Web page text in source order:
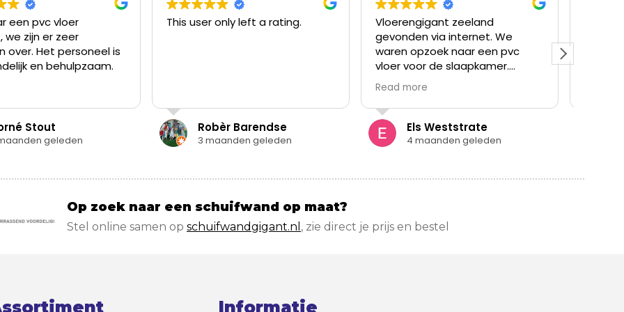
This user only left a rating.
Robèr Barendse
3 maanden geleden
Vloerengigant zeeland
gevonden via internet. We
waren opzoek naar een pvc
vloer voor de slaapkamer.
Zonder afspraak binnengelopen.
Ruim aanbod van verschillende
vloeren, goed advies op onze
vragen, voldoende voorraad om
de gewenste vloer mee te
slaapkamer nog een keer
Els Weststrate
4 maanden geleden
Makkelijk tevreden. En ruime
keuze aan vloeren.
5 maanden geleden
Op zoek naar een schuifwand op maat?
Stel online samen op schuifwandgigant.nl , zie direct je prijs en bestel
Informatie